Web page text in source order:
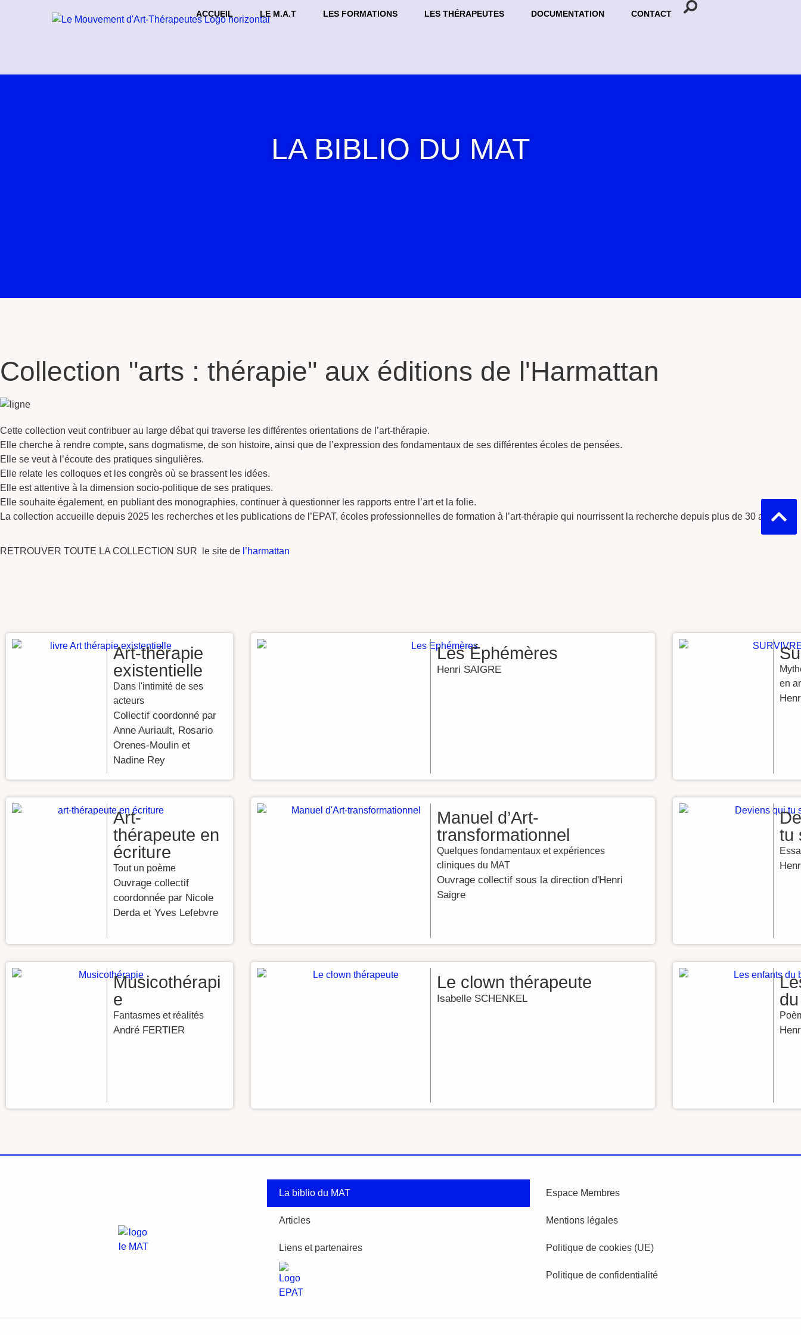
ACCUEIL LE M.A.T LES FORMATIONS LES THÉRAPEUTES DOCUMENTATION CONTACT
LA BIBLIO DU MAT
Collection "arts : thérapie" aux éditions de l'Harmattan
Cette collection veut contribuer au large débat qui traverse les différentes orientations de l’art-thérapie.
Elle cherche à rendre compte, sans dogmatisme, de son histoire, ainsi que de l’expression des fondamentaux de ses différentes écoles de pensées.
Elle se veut à l’écoute des pratiques singulières.
Elle relate les colloques et les congrès où se brassent les idées.
Elle est attentive à la dimension socio-politique de ses pratiques.
Elle souhaite également, en publiant des monographies, continuer à questionner les rapports entre l’art et la folie.
La collection accueille depuis 2025 les recherches et les publications de l’EPAT, écoles professionnelles de formation à l’art-thérapie qui nourrissent la recherche depuis plus de 30 ans
RETROUVER TOUTE LA COLLECTION SUR le site de l’harmattan
Art-thérapie
existentielle
Dans l'intimité de ses
acteurs
Collectif coordonné par
Anne Auriault, Rosario
Orenes-Moulin et
Nadine Rey
Les Éphémères
Henri SAIGRE
en
Art-
thérapeute en
écriture
Tout un poème
Ouvrage collectif
coordonnée par Nicole
Derda et Yves Lefebvre
Manuel d’Art-
transformationnel
Quelques fondamentaux et expériences
cliniques du MAT
Ouvrage collectif sous la direction d'Henri
Saigre
tu
Musicothérapi
e
Fantasmes et réalités
André FERTIER
Le clown thérapeute
Isabelle SCHENKEL
La biblio du MAT
Articles
Liens et partenaires
Espace Membres
Mentions légales
Politique de cookies (UE)
Politique de confidentialité